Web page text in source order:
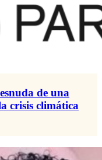
de una
crisis climática